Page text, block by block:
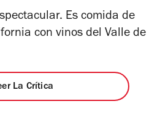
Es comida de
con vinos del Valle de
La Crítica